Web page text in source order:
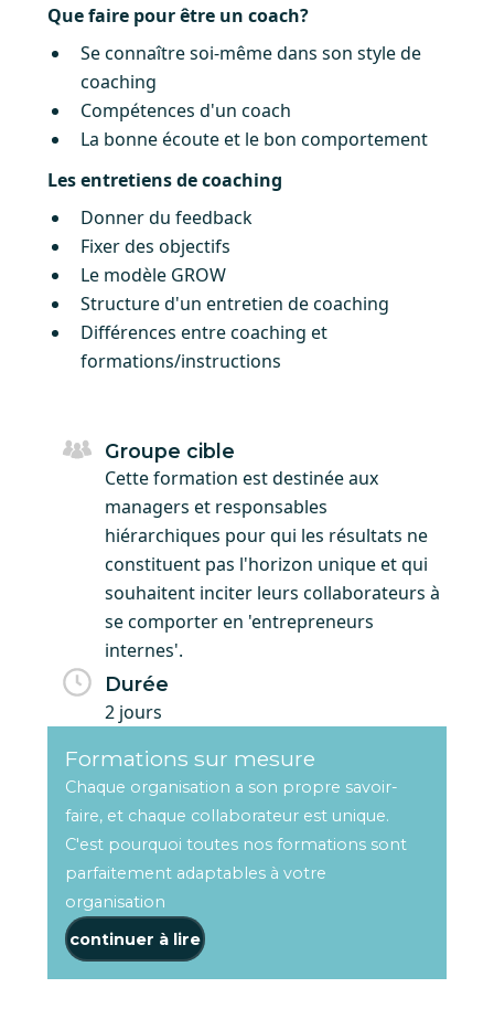
Que faire pour être un coach?
Se connaître soi-même dans son style de
coaching
Compétences d'un coach
La bonne écoute et le bon comportement
Les entretiens de coaching
Donner du feedback
Fixer des objectifs
Le modèle GROW
Structure d'un entretien de coaching
Différences entre coaching et
formations/instructions
Groupe cible
Cette formation est destinée aux
managers et responsables
hiérarchiques pour qui les résultats ne
constituent pas l'horizon unique et qui
souhaitent inciter leurs collaborateurs à
se comporter en 'entrepreneurs
internes'.
Durée
2 jours
Formations sur mesure
Chaque organisation a son propre savoir-
faire, et chaque collaborateur est unique.
C'est pourquoi toutes nos formations sont
parfaitement adaptables à votre
organisation
continuer à lire